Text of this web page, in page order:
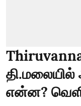
தி.மலையில்
என்ன?